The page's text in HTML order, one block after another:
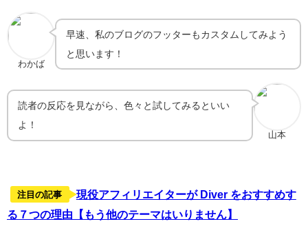
わかば
早速、私のブログのフッターもカスタムしてみよう
と思います！
山本
読者の反応を見ながら、色々と試してみるといい
よ！
注目の記事
現役アフィリエイターが Diver をおすすめす
る７つの理由【もう他のテーマはいりません】